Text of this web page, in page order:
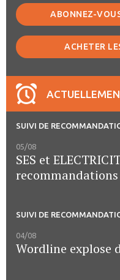
ABONNEZ-
ACHETER
SUIVI DE
05/08
SES et
recommandations
SUIVI DE
04/08
Wordline explose